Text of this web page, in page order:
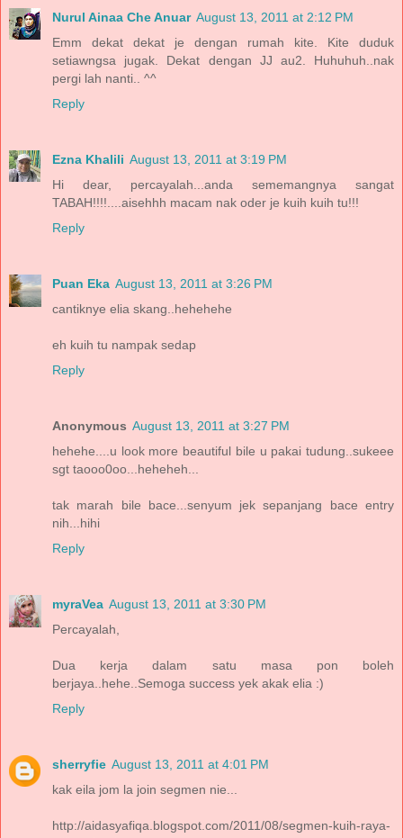
Nurul Ainaa Che Anuar August 13, 2011 at 2:12 PM
Emm dekat dekat je dengan rumah kite. Kite duduk
setiawngsa jugak. Dekat dengan JJ au2. Huhuhuh..nak
pergi lah nanti.. ^^
Reply
Ezna Khalili August 13, 2011 at 3:19 PM
Hi dear, percayalah...anda sememangnya sangat
TABAH!!!!....aisehhh macam nak oder je kuih kuih tu!!!
Reply
Puan Eka August 13, 2011 at 3:26 PM
cantiknye elia skang..hehehehe
eh kuih tu nampak sedap
Reply
Anonymous August 13, 2011 at 3:27 PM
hehehe....u look more beautiful bile u pakai tudung..sukeee
sgt taooo0oo...heheheh...
tak marah bile bace...senyum jek sepanjang bace entry
nih...hihi
Reply
myraVea August 13, 2011 at 3:30 PM
Percayalah,
Dua kerja dalam satu masa pon boleh
berjaya..hehe..Semoga success yek akak elia :)
Reply
sherryfie August 13, 2011 at 4:01 PM
kak eila jom la join segmen nie...
http://aidasyafiqa.blogspot.com/2011/08/segmen-kuih-raya-